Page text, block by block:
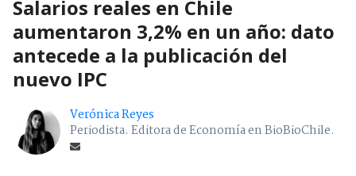
Salarios reales en Chile
aumentaron 3,2% en un año: dato
antecede a la publicación del
nuevo IPC
Verónica Reyes
Periodista. Editora de Economía en BioBioChile.